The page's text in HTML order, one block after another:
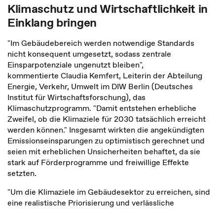
Klimaschutz und Wirtschaftlichkeit in
Einklang bringen
"Im Gebäudebereich werden notwendige Standards
nicht konsequent umgesetzt, sodass zentrale
Einsparpotenziale ungenutzt bleiben",
kommentierte Claudia Kemfert, Leiterin der Abteilung
Energie, Verkehr, Umwelt im DIW Berlin (Deutsches
Institut für Wirtschaftsforschung), das
Klimaschutzprogramm. "Damit entstehen erhebliche
Zweifel, ob die Klimaziele für 2030 tatsächlich erreicht
werden können." Insgesamt wirkten die angekündigten
Emissionseinsparungen zu optimistisch gerechnet und
seien mit erheblichen Unsicherheiten behaftet, da sie
stark auf Förderprogramme und freiwillige Effekte
setzten.
"Um die Klimaziele im Gebäudesektor zu erreichen, sind
eine realistische Priorisierung und verlässliche